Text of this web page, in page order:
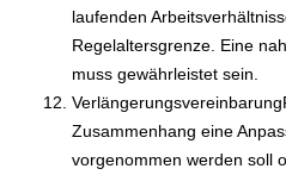
laufenden
Regelaltersgrenze. Eine
muss gewährleistet sein.
Zusammenhang eine
vorgenommen werden soll